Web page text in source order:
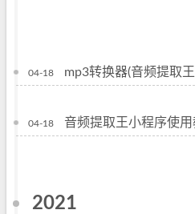
04-18 mp3转换器(音频提取
04-18 音频提取王小程序使用
2021